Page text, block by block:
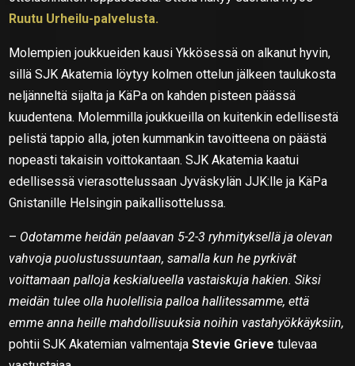
Ruutu Urheilu-palvelusta.
Molempien joukkueiden kausi Ykkösessä on alkanut hyvin,
sillä SJK Akatemia löytyy kolmen ottelun jälkeen taulukosta
neljänneltä sijalta ja KäPa on kahden pisteen päässä
kuudentena. Molemmilla joukkueilla on kuitenkin edellisestä
pelistä tappio alla, joten kummankin tavoitteena on päästä
nopeasti takaisin voittokantaan. SJK Akatemia kaatui
edellisessä vierasottelussaan Jyväskylän JJK:lle ja KäPa
Gnistanille Helsingin paikallisottelussa.
– Odotamme heidän pelaavan 5-2-3 ryhmityksellä ja olevan
vahvoja puolustussuuntaan, samalla kun he pyrkivät
voittamaan palloja keskialueella vastaiskuja hakien. Siksi
meidän tulee olla huolellisia palloa hallitessamme, että
emme anna heille mahdollisuuksia noihin vastahyökkäyksiin,
pohtii SJK Akatemian valmentaja Stevie Grieve tulevaa